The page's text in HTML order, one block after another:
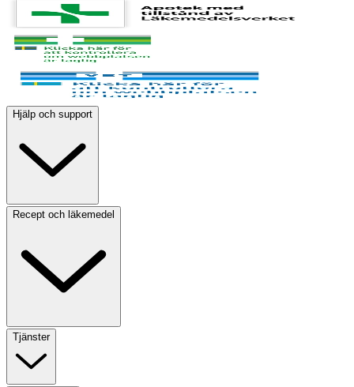
Hjälp och support
Recept och läkemedel
Tjänster